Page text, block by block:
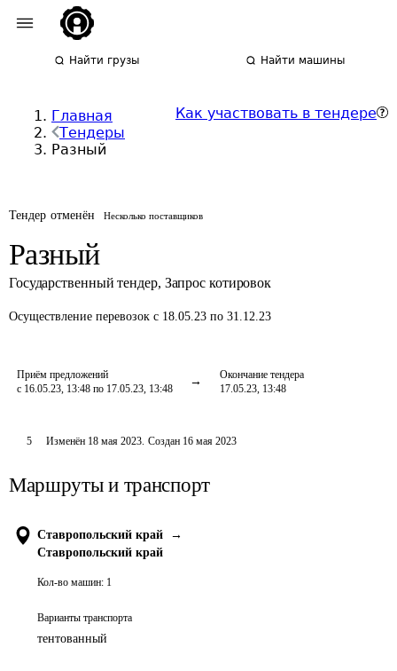
Найти грузы Найти машины
Главная
Тендеры
Разный
Как участвовать в тендере
Тендер отменён Несколько поставщиков
Разный
Государственный тендер, Запрос котировок
Осуществление перевозок с 18.05.23 по 31.12.23
Приём предложений
с 16.05.23, 13:48 по 17.05.23, 13:48
Окончание тендера
17.05.23, 13:48
5 Изменён 18 мая 2023. Создан 16 мая 2023
Маршруты и транспорт
Ставропольский край
→
Ставропольский край
Кол-во машин: 1
Варианты транспорта
тентованный